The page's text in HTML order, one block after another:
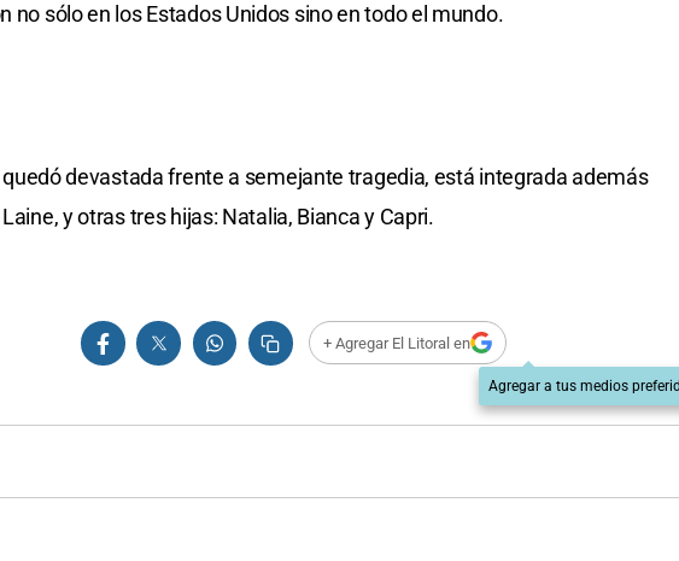
no sólo en los Estados Unidos sino en todo el mundo.
devastada frente a semejante tragedia, está integrada además
y otras tres hijas: Natalia, Bianca y Capri.
+ Agregar El Litoral en
Agregar a tus medios